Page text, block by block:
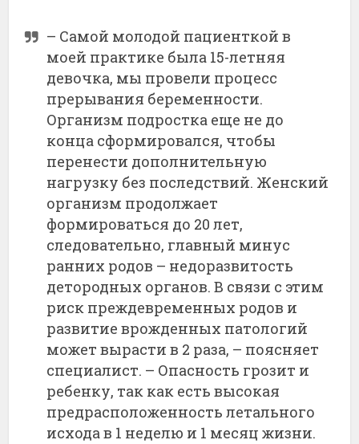
– Самой молодой пациенткой в
моей практике была 15-летняя
девочка, мы провели процесс
прерывания беременности.
Организм подростка еще не до
конца сформировался, чтобы
перенести дополнительную
нагрузку без последствий. Женский
организм продолжает
формироваться до 20 лет,
следовательно, главный минус
ранних родов – недоразвитость
детородных органов. В связи с этим
риск преждевременных родов и
развитие врожденных патологий
может вырасти в 2 раза, – поясняет
специалист. – Опасность грозит и
ребенку, так как есть высокая
предрасположенность летального
исхода в 1 неделю и 1 месяц жизни.